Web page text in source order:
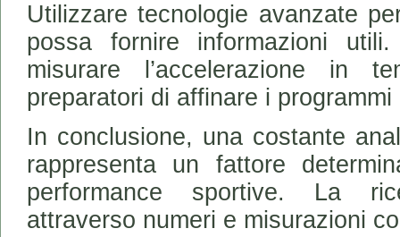
Utilizzare tecnologie avanzate
possa fornire informazioni
misurare l’accelerazione in
preparatori di affinare i
In conclusione, una costante
rappresenta un fattore
performance sportive. La
attraverso numeri e misurazioni